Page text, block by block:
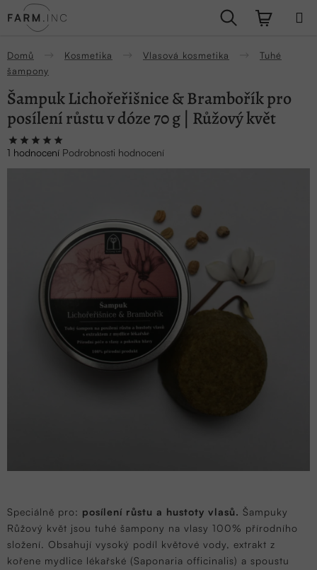
na
Hledat
Domů Kosmetika Vlasová kosmetika
Tuhé
šampony
Speciálně pro: posílení růstu a hustoty vlasů. Šampuky
Růžový květ jsou tuhé šampony na vlasy 100% přírodního
složení. Obsahují vysoký podíl květové vody, extrakt z
kořene mydlice lékařské (Saponaria officinalis) a spoustu
Šampuk Lichořeřišnice & Brambořík pro
posílení růstu v dóze 70 g | Růžový květ
Průměrné
hodnocení
hvězdiček.
1 hodnocení Podrobnosti hodnocení